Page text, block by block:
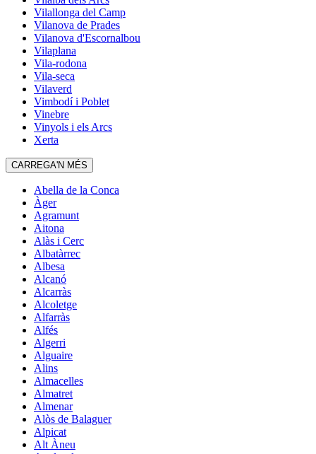
Vilallonga del Camp
Vilanova de Prades
Vilanova d'Escornalbou
Vilaplana
Vila-rodona
Vila-seca
Vilaverd
Vimbodí i Poblet
Vinebre
Vinyols i els Arcs
Xerta
CARREGA'N MÉS
Abella de la Conca
Àger
Agramunt
Aitona
Alàs i Cerc
Albatàrrec
Albesa
Alcanó
Alcarràs
Alcoletge
Alfarràs
Alfés
Algerri
Alguaire
Alins
Almacelles
Almatret
Almenar
Alòs de Balaguer
Alpicat
Alt Àneu